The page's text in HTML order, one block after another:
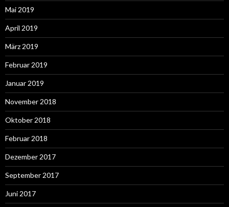
Mai 2019
April 2019
März 2019
Februar 2019
Januar 2019
November 2018
Oktober 2018
Februar 2018
Dezember 2017
September 2017
Juni 2017